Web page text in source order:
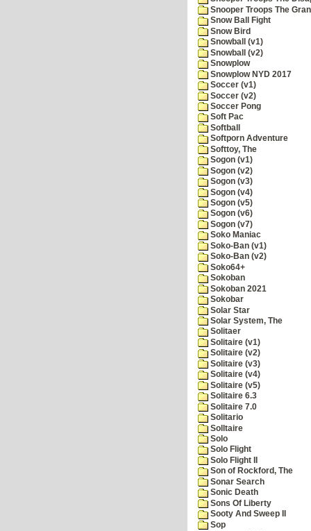
Snooper Troops The
Snow Ball Fight
Snow Bird
Snowball (v1)
Snowball (v2)
Snowplow
Snowplow NYD 2017
Soccer (v1)
Soccer (v2)
Soccer Pong
Soft Pac
Softball
Softporn Adventure
Softtoy, The
Sogon (v1)
Sogon (v2)
Sogon (v3)
Sogon (v4)
Sogon (v5)
Sogon (v6)
Sogon (v7)
Soko Maniac
Soko-Ban (v1)
Soko-Ban (v2)
Soko64+
Sokoban
Sokoban 2021
Sokobar
Solar Star
Solar System, The
Solitaer
Solitaire (v1)
Solitaire (v2)
Solitaire (v3)
Solitaire (v4)
Solitaire (v5)
Solitaire 6.3
Solitaire 7.0
Solitario
Solltaire
Solo
Solo Flight
Solo Flight II
Son of Rockford, The
Sonar Search
Sonic Death
Sons Of Liberty
Sooty And Sweep II
Sop